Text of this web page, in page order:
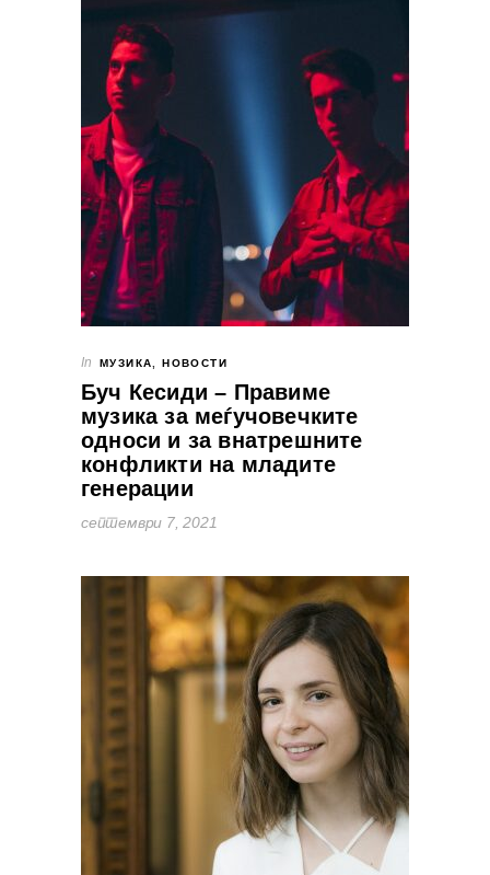
In МУЗИКА, НОВОСТИ
Буч Кесиди – Правиме
музика за меѓучовечките
односи и за внатрешните
конфликти на младите
генерации
септември 7, 2021